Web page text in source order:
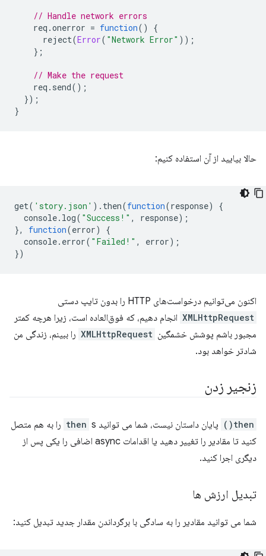
// Handle network errors
req .onerror = function()
{
reject(Error( "Network Error" ));
};
// Make the request
req . send();
});
}
حالا بیایید از آن استفاده کنیم:
get( 'story.json' ). then(function(response)
{
console. log( "Success!" , response);
},
function(error)
{
console. error( "Failed!" , error);
})
اکنون می‌توانیم درخواست‌های HTTP را بدون تایپ دستی
XMLHttpRequest انجام دهیم، که فوق‌العاده است، زیرا هرچه کمتر
مجبور باشم پوشش خشمگین XMLHttpRequest را ببینم، زندگی من
شادتر خواهد بود.
زنجیر زدن
then() پایان داستان نیست، شما می توانید then s را به هم متصل
کنید تا مقادیر را تغییر دهید یا اقدامات async اضافی را یکی پس از
دیگری اجرا کنید.
تبدیل ارزش ها
شما می توانید مقادیر را به سادگی با برگرداندن مقدار جدید تبدیل کنید: